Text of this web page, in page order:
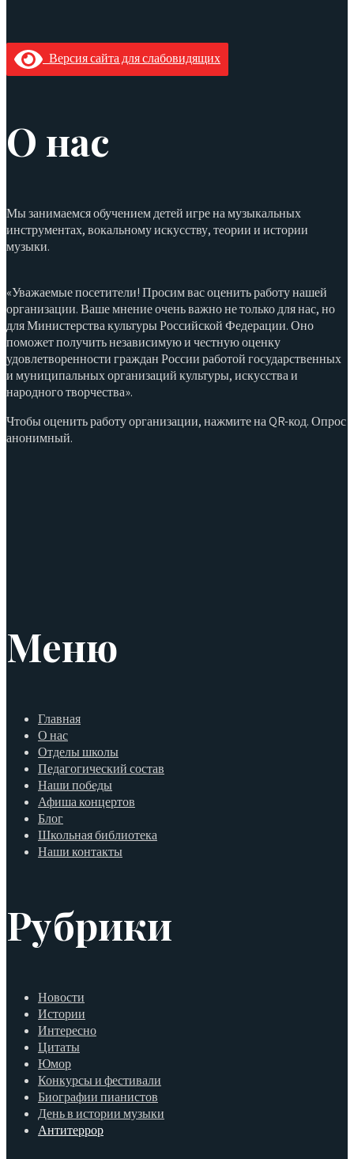
Версия сайта для слабовидящих
О нас
Мы занимаемся обучением детей игре на музыкальных
инструментах, вокальному искусству, теории и истории
музыки.
«Уважаемые посетители! Просим вас оценить работу нашей
организации. Ваше мнение очень важно не только для нас, но
для Министерства культуры Российской Федерации. Оно
поможет получить независимую и честную оценку
удовлетворенности граждан России работой государственных
и муниципальных организаций культуры, искусства и
народного творчества».
Чтобы оценить работу организации, нажмите на QR-код. Опрос
анонимный.
Меню
Главная
О нас
Отделы школы
Педагогический состав
Наши победы
Афиша концертов
Блог
Школьная библиотека
Наши контакты
Рубрики
Новости
Истории
Интересно
Цитаты
Юмор
Конкурсы и фестивали
Биографии пианистов
День в истории музыки
Антитеррор